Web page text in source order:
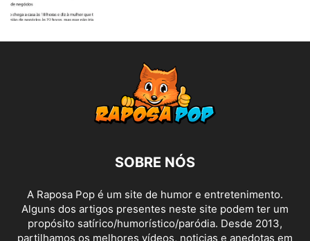
SOBRE NÓS
A Raposa Pop é um site de humor e entretenimento.
Alguns dos artigos presentes neste site podem ter um
propósito satírico/humorístico/paródia. Desde 2013,
partilhamos os melhores vídeos, noticias e anedotas em